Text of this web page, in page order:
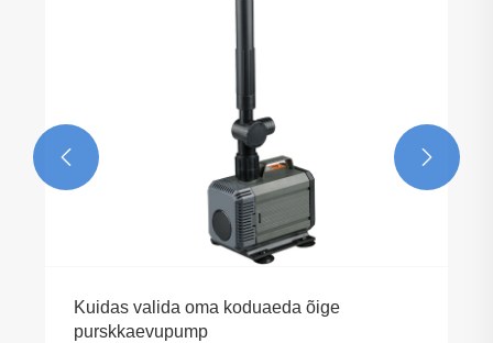
Kuidas valida oma koduaeda õige
purskkaevupump
 